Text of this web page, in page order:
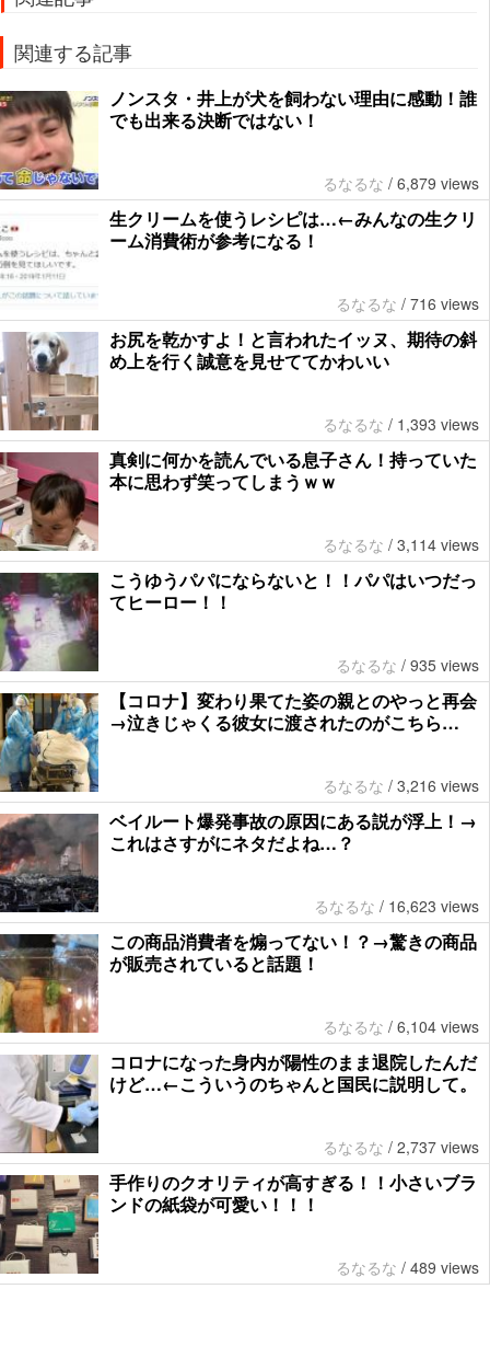
関連する記事
ノンスタ・井上が犬を飼わない理由に感動！誰
でも出来る決断ではない！
るなるな / 6,879 views
生クリームを使うレシピは…←みんなの生クリ
ーム消費術が参考になる！
るなるな / 716 views
お尻を乾かすよ！と言われたイッヌ、期待の斜
め上を行く誠意を見せててかわいい
るなるな / 1,393 views
真剣に何かを読んでいる息子さん！持っていた
本に思わず笑ってしまうｗｗ
るなるな / 3,114 views
こうゆうパパにならないと！！パパはいつだっ
てヒーロー！！
るなるな / 935 views
【コロナ】変わり果てた姿の親とのやっと再会
→泣きじゃくる彼女に渡されたのがこちら…
るなるな / 3,216 views
ベイルート爆発事故の原因にある説が浮上！→
これはさすがにネタだよね…？
るなるな / 16,623 views
この商品消費者を煽ってない！？→驚きの商品
が販売されていると話題！
るなるな / 6,104 views
コロナになった身内が陽性のまま退院したんだ
けど…←こういうのちゃんと国民に説明して。
るなるな / 2,737 views
手作りのクオリティが高すぎる！！小さいブラ
ンドの紙袋が可愛い！！！
るなるな / 489 views